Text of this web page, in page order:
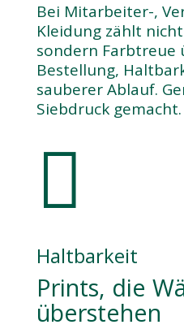
Bei Mitarbeiter-,
Kleidung zählt
sondern Farbtreue
Bestellung,
sauberer Ablauf.
Siebdruck gemacht.

Haltbarkeit
Prints, die
überstehen